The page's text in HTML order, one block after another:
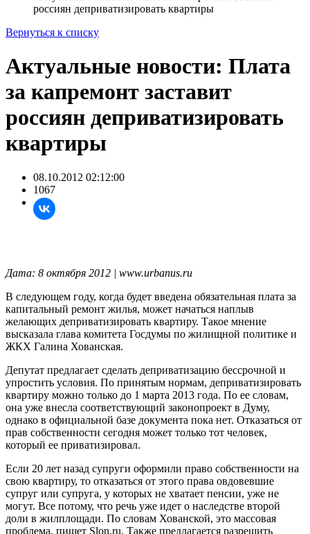
россиян деприватизировать квартиры
Вернуться к списку
Актуальные новости: Плата
за капремонт заставит
россиян деприватизировать
квартиры
08.10.2012 02:12:00
1067
Дата: 8 октября 2012 | www.urbanus.ru
В следующем году, когда будет введена обязательная плата за
капитальный ремонт жилья, может начаться наплыв
желающих деприватизировать квартиру. Такое мнение
высказала глава комитета Госдумы по жилищной политике и
ЖКХ Галина Хованская.
Депутат предлагает сделать деприватизацию бессрочной и
упростить условия. По принятым нормам, деприватизировать
квартиру можно только до 1 марта 2013 года. По ее словам,
она уже внесла соответствующий законопроект в Думу,
однако в официальной базе документа пока нет. Отказаться от
прав собственности сегодня может только тот человек,
который ее приватизировал.
Если 20 лет назад супруги оформили право собственности на
свою квартиру, то отказаться от этого права овдовевшие
супруг или супруга, у которых не хватает пенсии, уже не
могут. Все потому, что речь уже идет о наследстве второй
доли в жилплощади. По словам Хованской, это массовая
проблема, пишет Slon.ru. Также предлагается разрешить